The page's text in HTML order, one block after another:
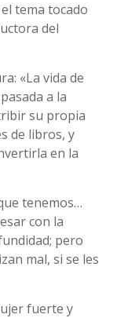
tema tocado
del
«La vida de
a la
su propia
de libros, y
en la
tenemos…
con la
pero
mal, si se les
fuerte y